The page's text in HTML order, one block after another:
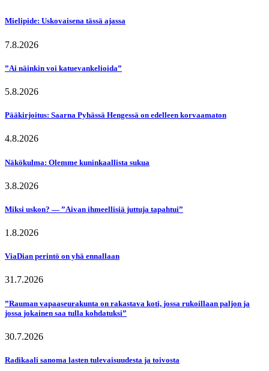
Mielipide: Uskovaisena tässä ajassa
7.8.2026
”Ai näinkin voi katuevankelioida”
5.8.2026
Pääkirjoitus: Saarna Pyhässä Hengessä on edelleen korvaamaton
4.8.2026
Näkökulma: Olemme kuninkaallista sukua
3.8.2026
Miksi uskon? — ”Aivan ihmeellisiä juttuja tapahtui”
1.8.2026
ViaDian perintö on yhä ennallaan
31.7.2026
”Rauman vapaaseurakunta on rakastava koti, jossa rukoillaan paljon ja
jossa jokainen saa tulla kohdatuksi”
30.7.2026
Radikaali sanoma lasten tulevaisuudesta ja toivosta